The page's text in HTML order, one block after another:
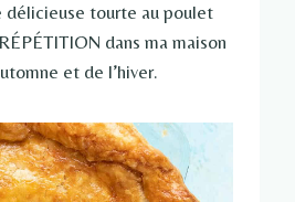
délicieuse tourte au poulet
dans ma maison
et de l’hiver.